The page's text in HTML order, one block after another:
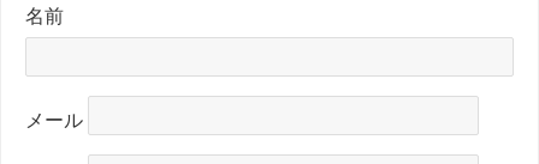
名前
メール